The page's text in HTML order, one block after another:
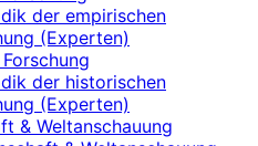
der empirischen
(Experten)
der historischen
(Experten)
& Weltanschauung